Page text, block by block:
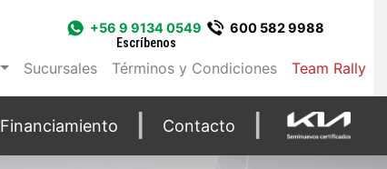
+56 9 9134 0549
Escríbenos
600 582 9988
Sucursales Términos y Condiciones Team Rally
Financiamiento Contacto